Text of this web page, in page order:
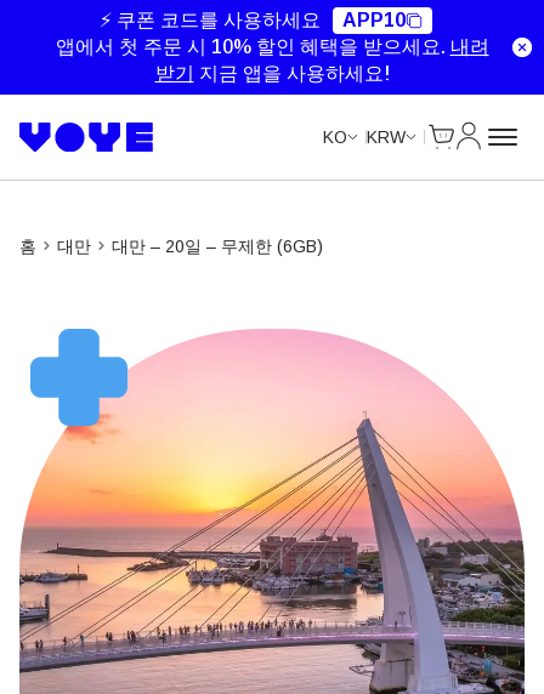
⚡ 쿠폰 코드를 사용하세요
APP10
앱에서 첫 주문 시 10% 할인 혜택을 받으세요. 내려
받기
지금 앱을 사용하세요!
KO KRW
홈 대만 대만 – 20일 – 무제한 (6GB)
Unlimited Data
Unlimited Data
Unlimited Data
Unlimited Data